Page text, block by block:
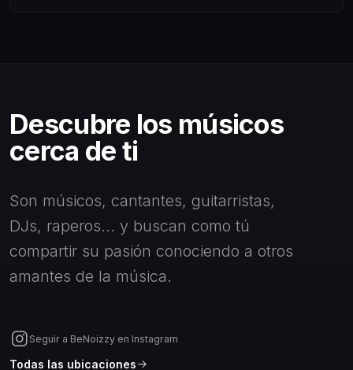
Descubre los músicos
cerca de ti
Son músicos, cantantes, guitarristas,
DJs, raperos... y buscan como tú
compartir su pasión conociendo a otros
amantes de la música.
Seguir a BeNoizzy en Instagram
Todas las ubicaciones